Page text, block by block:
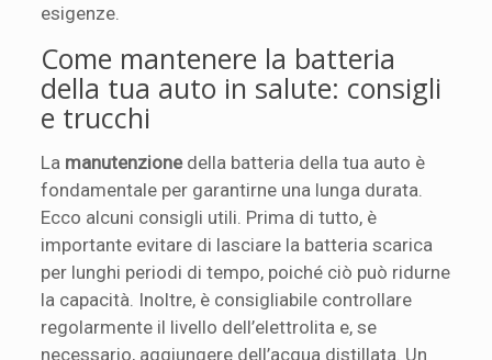
esigenze.
Come mantenere la batteria
della tua auto in salute: consigli
e trucchi
La manutenzionedella batteria della tua auto è
fondamentale per garantirne una lunga durata.
Ecco alcuni consigli utili. Prima di tutto, è
importante evitare di lasciare la batteria scarica
per lunghi periodi di tempo, poiché ciò può ridurne
la capacità. Inoltre, è consigliabile controllare
regolarmente il livello dell’elettrolita e, se
necessario, aggiungere dell’acqua distillata. Un